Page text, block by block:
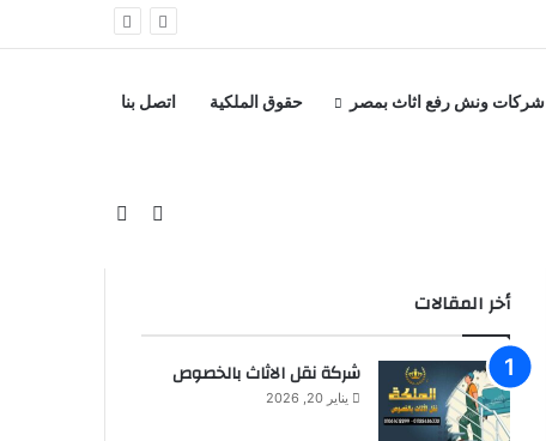
شركات ونش رفع اثاث بمصر حقوق الملكية اتصل بنا
إضافة عمود جانبي
أخر المقالات
شركة نقل الاثاث بالخصوص
يناير 20, 2026